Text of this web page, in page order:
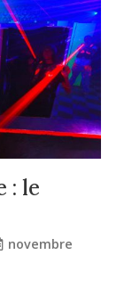
: le
novembre